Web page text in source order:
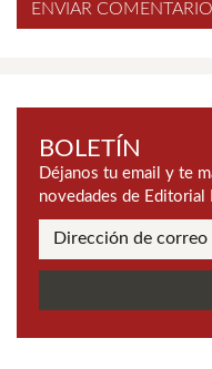
BOLETÍN
Déjanos tu email y te
novedades de Editorial